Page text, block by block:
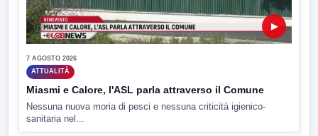
▶
7 AGOSTO 2026
ATTUALITÀ
Miasmi e Calore, l'ASL parla attraverso il Comune
Nessuna nuova moria di pesci e nessuna criticità igienico-
sanitaria nel...